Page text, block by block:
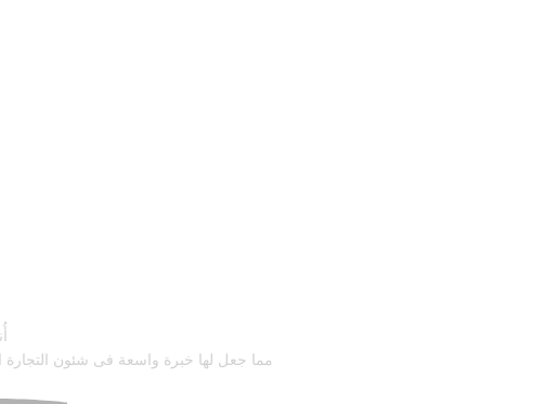
مما جعل لها خبرة واسعة فى شئون التجارة